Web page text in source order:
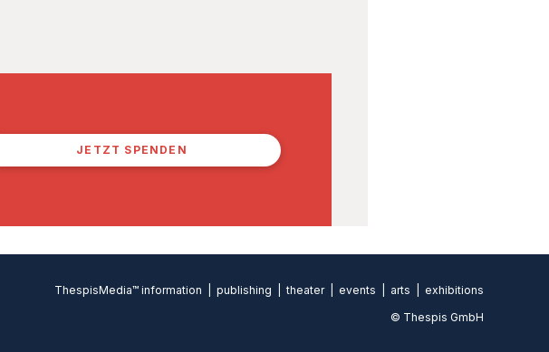
JETZT SPENDEN
ThespisMedia™ information | publishing | theater | events | arts | exhibitions
© Thespis GmbH